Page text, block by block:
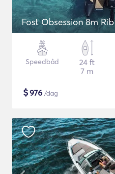
Fost Obsession 8m Rib
Speedbåd
24 ft
7 m
$976 /dag